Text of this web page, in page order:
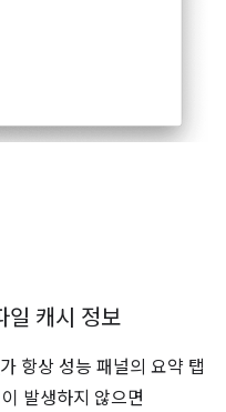
캐시 정보
가 항상 성능 패널의 요약 탭
발생하지 않으면